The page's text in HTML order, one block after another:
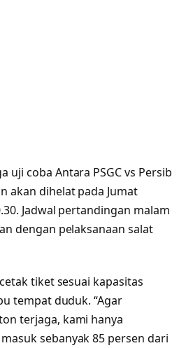
uji coba Antara PSGC vs Persib
akan dihelat pada Jumat
Jadwal pertandingan malam
dengan pelaksanaan salat
tiket sesuai kapasitas
tempat duduk. “Agar
terjaga, kami hanya
sebanyak 85 persen dari